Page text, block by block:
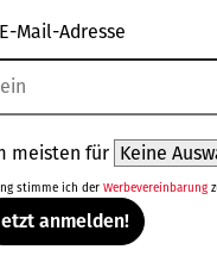
E-Mail-Adresse
meisten für
stimme ich der Werbevereinbarung
anmelden!